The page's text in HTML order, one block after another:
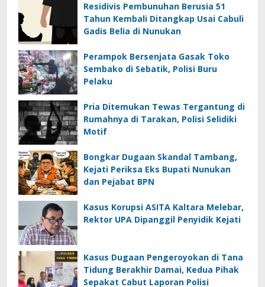
Residivis Pembunuhan Berusia 51
Tahun Kembali Ditangkap Usai Cabuli
Gadis Belia di Nunukan
Perampok Bersenjata Gasak Toko
Sembako di Sebatik, Polisi Buru
Pelaku
Pria Ditemukan Tewas Tergantung di
Rumahnya di Tarakan, Polisi Selidiki
Motif
Bongkar Dugaan Skandal Tambang,
Kejati Periksa Eks Bupati Nunukan
dan Pejabat BPN
Kasus Korupsi ASITA Kaltara Melebar,
Rektor UPA Dipanggil Penyidik Kejati
Kasus Dugaan Pengeroyokan di Tana
Tidung Berakhir Damai, Kedua Pihak
Sepakat Cabut Laporan Polisi